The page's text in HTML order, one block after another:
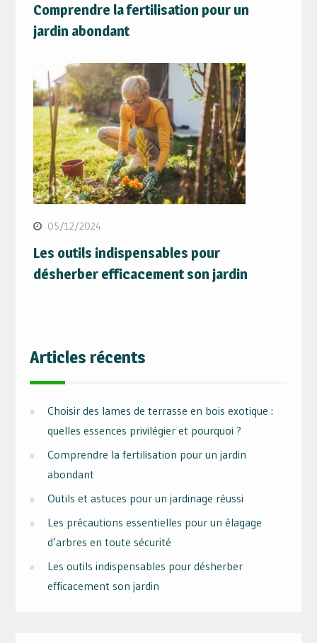
Comprendre la fertilisation pour un
jardin abondant
05/12/2024
Les outils indispensables pour
désherber efficacement son jardin
Articles récents
Choisir des lames de terrasse en bois exotique :
quelles essences privilégier et pourquoi ?
Comprendre la fertilisation pour un jardin
abondant
Outils et astuces pour un jardinage réussi
Les précautions essentielles pour un élagage
d’arbres en toute sécurité
Les outils indispensables pour désherber
efficacement son jardin